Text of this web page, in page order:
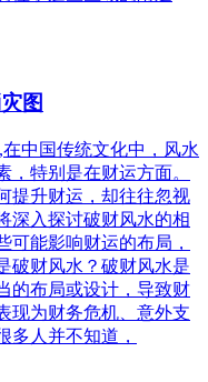
图
中国传统文化中，风水
特别是在财运方面。
提升财运，却往往忽视
深入探讨破财风水的相
可能影响财运的布局，
破财风水？破财风水是
的布局或设计，导致财
现为财务危机、意外支
多人并不知道，